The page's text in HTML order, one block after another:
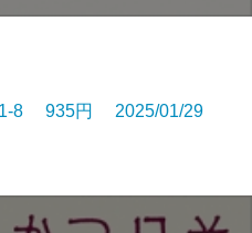
8 935円 2025/01/29